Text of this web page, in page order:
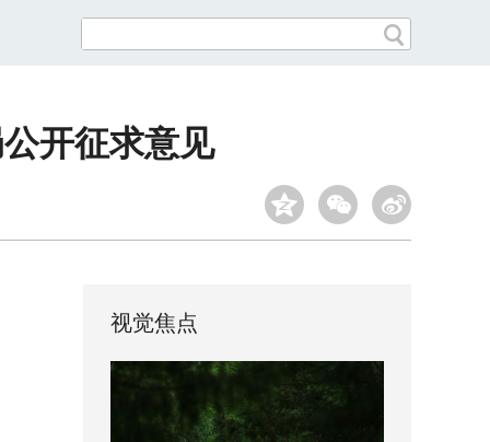
开征求意见
视觉焦点